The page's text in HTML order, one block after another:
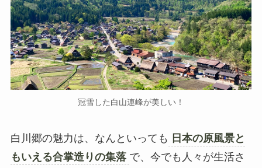
冠雪した白山連峰が美しい！
白川郷の魅力は、なんといっても 日本の原風景と
もいえる合掌造りの集落 で、今でも人々が生活さ